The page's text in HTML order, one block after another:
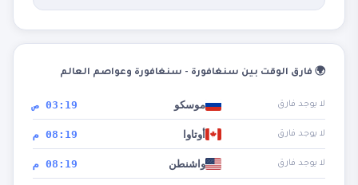
🌍 فارق الوقت بين سنغافورة - سنغافورة وعواصم العالم
لا يوجد فارق موسكو 03:19 ص
لا يوجد فارق أوتاوا 08:19 م
لا يوجد فارق واشنطن 08:19 م